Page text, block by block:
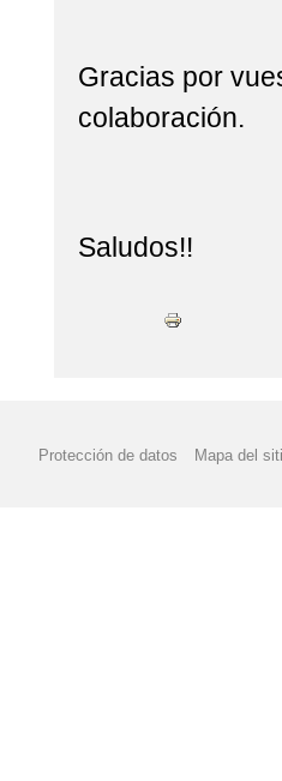
PROTOCOLO SALUD
PUBLICADA LA
FECHA TOPE DE
Gracias por
colaboración.
Saludos!!
Protección de datos Mapa del